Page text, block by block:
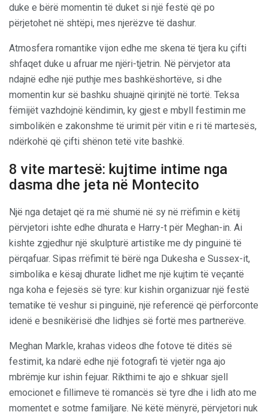
duke e bërë momentin të duket si një festë që po
përjetohet në shtëpi, mes njerëzve të dashur.
Atmosfera romantike vijon edhe me skena të tjera ku çifti
shfaqet duke u afruar me njëri-tjetrin. Në përvjetor ata
ndajnë edhe një puthje mes bashkëshortëve, si dhe
momentin kur së bashku shuajnë qirinjtë në tortë. Teksa
fëmijët vazhdojnë këndimin, ky gjest e mbyll festimin me
simbolikën e zakonshme të urimit për vitin e ri të martesës,
ndërkohë që çifti shënon tetë vite bashkë.
8 vite martesë: kujtime intime nga
dasma dhe jeta në Montecito
Një nga detajet që ra më shumë në sy në rrëfimin e këtij
përvjetori ishte edhe dhurata e Harry-t për Meghan-in. Ai
kishte zgjedhur një skulpturë artistike me dy pinguinë të
përqafuar. Sipas rrëfimit të bërë nga Dukesha e Sussex-it,
simbolika e kësaj dhurate lidhet me një kujtim të veçantë
nga koha e fejesës së tyre: kur kishin organizuar një festë
tematike të veshur si pinguinë, një referencë që përforconte
idenë e besnikërisë dhe lidhjes së fortë mes partnerëve.
Meghan Markle, krahas videos dhe fotove të ditës së
festimit, ka ndarë edhe një fotografi të vjetër nga ajo
mbrëmje kur ishin fejuar. Rikthimi te ajo e shkuar sjell
emocionet e fillimeve të romancës së tyre dhe i lidh ato me
momentet e sotme familjare. Në këtë mënyrë, përvjetori nuk